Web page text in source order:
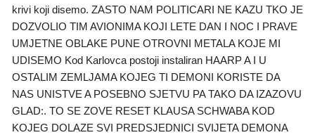
krivi koji disemo. ZASTO NAM POLITICARI NE KAZU TKO JE
DOZVOLIO TIM AVIONIMA KOJI LETE DAN I NOC I PRAVE
UMJETNE OBLAKE PUNE OTROVNI METALA KOJE MI
UDISEMO Kod Karlovca postoji instaliran HAARP A I U
OSTALIM ZEMLJAMA KOJEG TI DEMONI KORISTE DA
NAS UNISTVE A POSEBNO SJETVU PA TAKO DA IZAZOVU
GLAD:. TO SE ZOVE RESET KLAUSA SCHWABA KOD
KOJEG DOLAZE SVI PREDSJEDNICI SVIJETA DEMONA